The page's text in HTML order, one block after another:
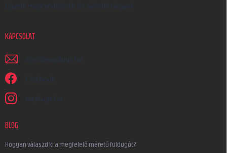
Egyedi megrendelések és ajándéktárgyak
KAPCSOLAT
irjon @ earplugs.hu
Facebook
earplugs.hu
BLOG
Hogyan válaszd ki a megfelelő méretű füldugót?